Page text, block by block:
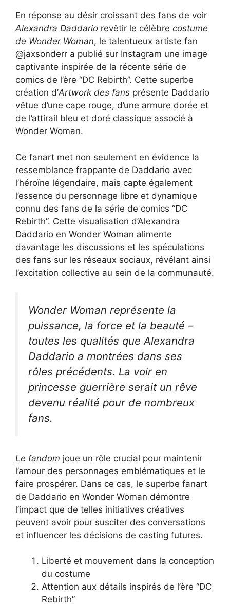
En réponse au désir croissant des fans de voir
Alexandra Daddario revêtir le célèbre costume
de Wonder Woman, le talentueux artiste fan
@jaxsonderr a publié sur Instagram une image
captivante inspirée de la récente série de
comics de l’ère “DC Rebirth”. Cette superbe
création d’Artwork des fans présente Daddario
vêtue d’une cape rouge, d’une armure dorée et
de l’attirail bleu et doré classique associé à
Wonder Woman.
Ce fanart met non seulement en évidence la
ressemblance frappante de Daddario avec
l’héroïne légendaire, mais capte également
l’essence du personnage libre et dynamique
connu des fans de la série de comics “DC
Rebirth”. Cette visualisation d’Alexandra
Daddario en Wonder Woman alimente
davantage les discussions et les spéculations
des fans sur les réseaux sociaux, révélant ainsi
l’excitation collective au sein de la communauté.
Wonder Woman représente la
puissance, la force et la beauté –
toutes les qualités que Alexandra
Daddario a montrées dans ses
rôles précédents. La voir en
princesse guerrière serait un rêve
devenu réalité pour de nombreux
fans.
Le fandom joue un rôle crucial pour maintenir
l’amour des personnages emblématiques et le
faire prospérer. Dans ce cas, le superbe fanart
de Daddario en Wonder Woman démontre
l’impact que de telles initiatives créatives
peuvent avoir pour susciter des conversations
et influencer les décisions de casting futures.
Liberté et mouvement dans la conception
du costume
Attention aux détails inspirés de l’ère “DC
Rebirth”